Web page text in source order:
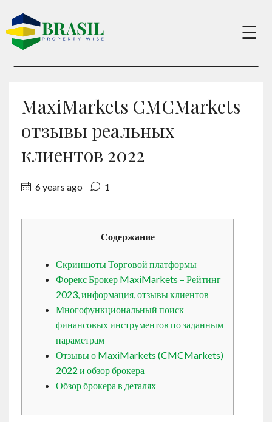
×
About
Contact
☰
MaxiMarkets CMCMarkets
отзывы реальных
клиентов 2022
6 years ago 1
Содержание
Скриншоты Торговой платформы
Форекс Брокер MaxiMarkets – Рейтинг
2023, информация, отзывы клиентов
Многофункциональный поиск
финансовых инструментов по заданным
параметрам
Отзывы о MaxiMarkets (CMCMarkets)
2022 и обзор брокера
Обзор брокера в деталях